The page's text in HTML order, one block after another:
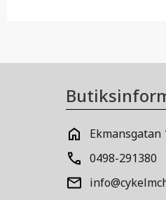
Ekmansgatan
0498-291380